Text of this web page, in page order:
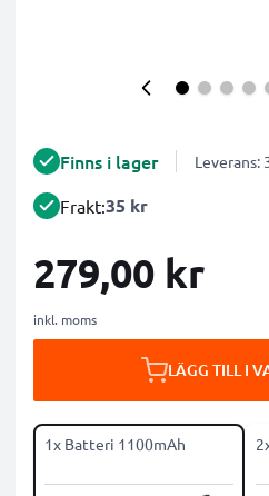
Finns i lager Leverans:
Frakt:35 kr
279,00 kr
inkl. moms
LÄGG TILL I
1x Batteri 1100mAh